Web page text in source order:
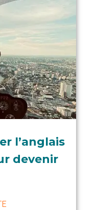
l’anglais
devenir